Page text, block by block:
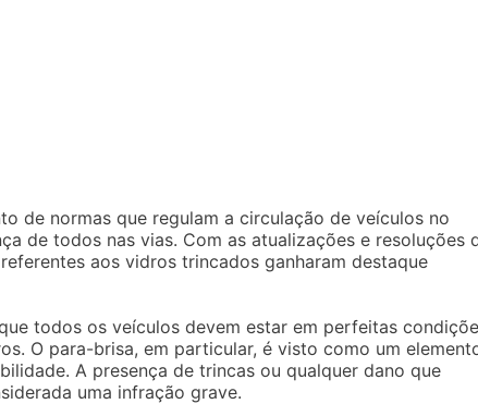
de normas que regulam a circulação de veículos no
de todos nas vias. Com as atualizações e resoluções
aos vidros trincados ganharam destaque
todos os veículos devem estar em perfeitas
O para-brisa, em particular, é visto como um
A presença de trincas ou qualquer dano que
uma infração grave.